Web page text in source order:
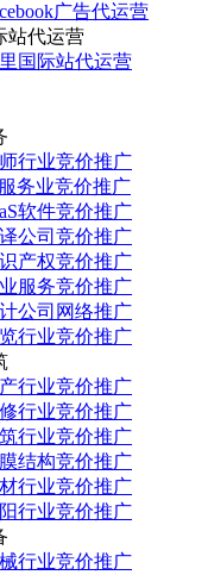
广告代运营
站代运营
国际站代运营
行业竞价推广
务业竞价推广
软件竞价推广
公司竞价推广
产权竞价推广
服务竞价推广
公司网络推广
行业竞价推广
行业竞价推广
行业竞价推广
行业竞价推广
结构竞价推广
行业竞价推广
行业竞价推广
行业竞价推广